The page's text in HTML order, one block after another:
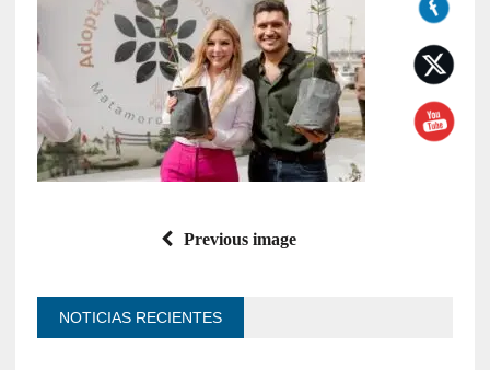
Previous image
NOTICIAS RECIENTES